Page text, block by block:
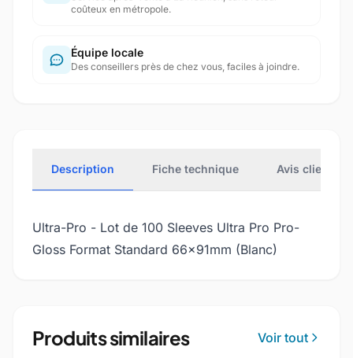
coûteux en métropole.
Équipe locale
Des conseillers près de chez vous, faciles à joindre.
Description Fiche technique Avis clients
Ultra-Pro - Lot de 100 Sleeves Ultra Pro Pro-
Gloss Format Standard 66x91mm (Blanc)
Produits similaires Voir tout